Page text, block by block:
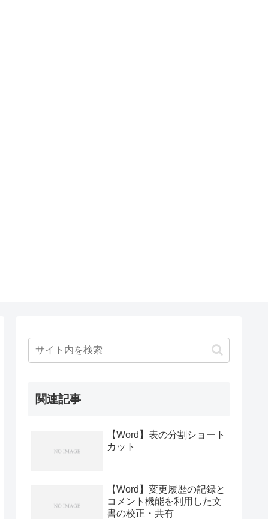
関連記事
【Word】表の分割ショート
カット
【Word】変更履歴の記録と
コメント機能を利用した文
書の校正・共有